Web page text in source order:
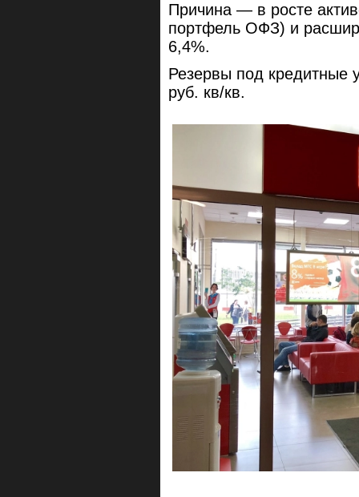
Причина — в росте
портфель ОФЗ) и
6,4%.
Резервы под кредитные
руб. кв/кв.